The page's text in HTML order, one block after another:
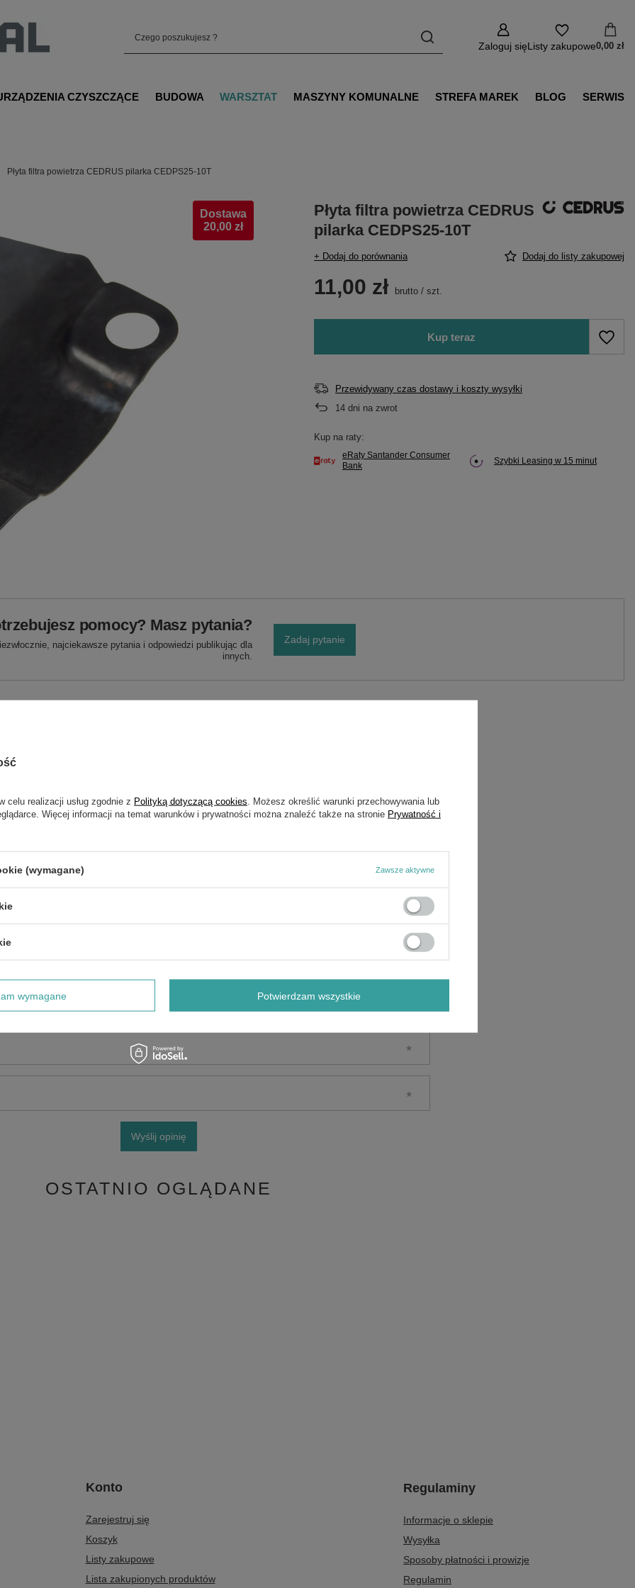
Zaloguj sięListy zakupowe0,00 zł
CZYSZCZĄCE BUDOWA WARSZTAT MASZYNY KOMUNALNE STREFA MAREK BLOG SERWIS
Płyta filtra powietrza CEDRUS pilarka CEDPS25-10T
Dostawa
20,00 zł
Płyta filtra powietrza CEDRUS
pilarka CEDPS25-10T
+ Dodaj do porównania Dodaj do listy zakupowej
11,00 zł brutto /szt.
Kup teraz
Przewidywany czas dostawy i koszty wysyłki
14 dni na zwrot
Kup na raty:
eRaty Santander Consumer
Bank
Szybki Leasing w 15 minut
pomocy? Masz pytania?
najciekawsze pytania i odpowiedzi publikując dla
innych.
Zadaj pytanie
NAPISZ SWOJĄ OPINIĘ
produktu:
Wyślij opinię
OSTATNIO OGLĄDANE
Konto
Zarejestruj się
Koszyk
Listy zakupowe
Lista zakupionych produktów
Regulaminy
Informacje o sklepie
Wysyłka
Sposoby płatności i prowizje
Regulamin
celu realizacji usług zgodnie z Polityką dotyczącą cookies . Możesz określić warunki przechowywania lub
Więcej informacji na temat warunków i prywatności można znaleźć także na stronie Prywatność i
(wymagane) Zawsze aktywne
wymagane Potwierdzam wszystkie